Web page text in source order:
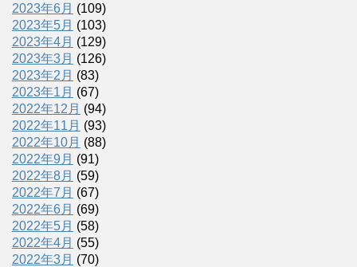
2023年6月 (109)
2023年5月 (103)
2023年4月 (129)
2023年3月 (126)
2023年2月 (83)
2023年1月 (67)
2022年12月 (94)
2022年11月 (93)
2022年10月 (88)
2022年9月 (91)
2022年8月 (59)
2022年7月 (67)
2022年6月 (69)
2022年5月 (58)
2022年4月 (55)
2022年3月 (70)